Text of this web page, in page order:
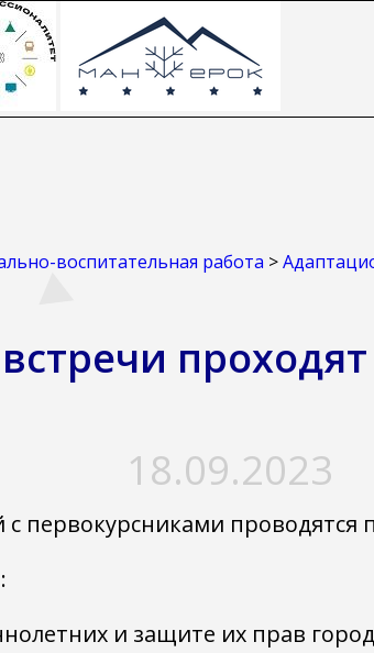
воспитательная работа >
18.09.2023
первокурсниками проводятся
и защите их прав